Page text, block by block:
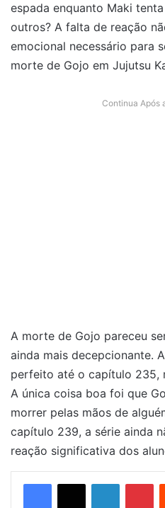
espada enquanto Maki
outros? A falta de reação
emocional necessário para
morte de Gojo em Jujutsu
Continua Após
A morte de Gojo pareceu
ainda mais decepcionante.
perfeito até o capítulo 235,
A única coisa boa foi que
morrer pelas mãos de
capítulo 239, a série ainda
reação significativa dos
Linkedin